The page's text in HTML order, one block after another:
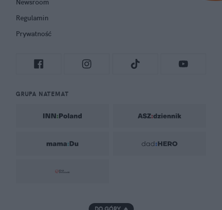
Newsroom
Regulamin
Prywatność
GRUPA NATEMAT